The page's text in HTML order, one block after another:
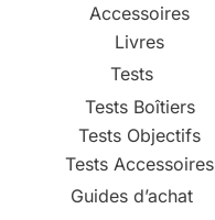
Accessoires
Livres
Tests
Tests Boîtiers
Tests Objectifs
Tests Accessoires
Guides d’achat